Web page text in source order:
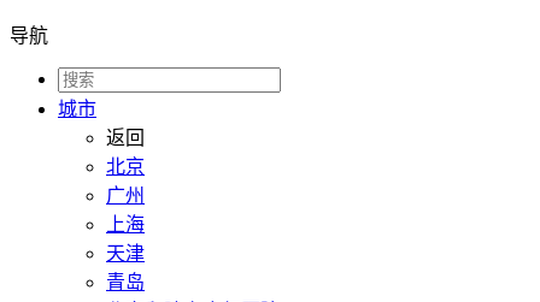
导航
城市
返回
北京
广州
上海
天津
青岛